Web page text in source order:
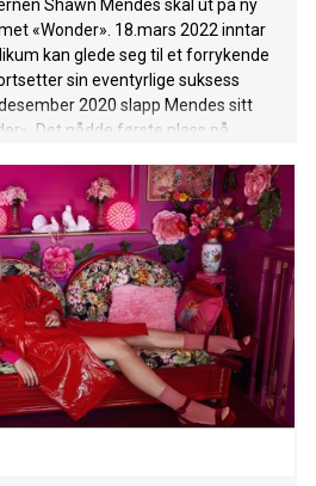
Shawn Mendes skal ut på ny
«Wonder». 18.mars 2022 inntar
kan glede seg til et forrykende
sin eventyrlige suksess
2020 slapp Mendes sitt
Det nådde første plass på
kan man blant annet høre
han synger med Justin Bieber. Den
Hot 100 i 2020. «Vi er enormt
Shawn Mendes til det norske
Etterspørselen har vært stor
på utsolgte Oslo Spektrum, og det
at han inntar Telenor Arena igjen.
et av årets aller beste og vi er
hans kommer til å bli minst like
Vaughan, arrangør All Things
2021 gitt ut